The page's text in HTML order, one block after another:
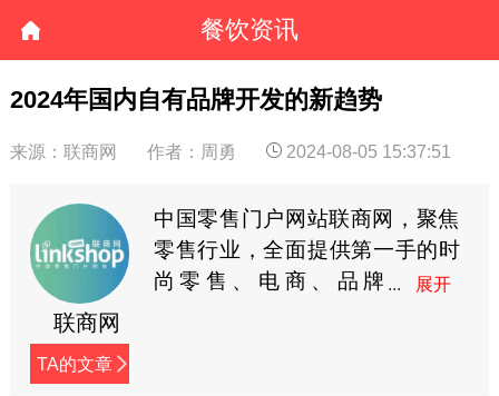
餐饮资讯
2024年国内自有品牌开发的新趋势
来源：联商网 作者：周勇 2024-08-05 15:37:51
联商网
TA的文章
中国零售门户网站联商网，聚焦
零售行业，全面提供第一手的时
尚零售、电商、品牌